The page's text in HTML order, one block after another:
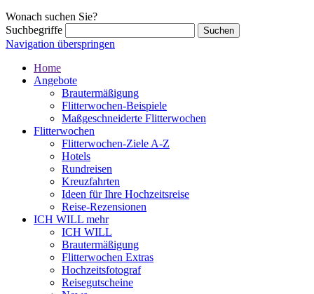
Wonach suchen Sie?
Suchbegriffe
Navigation überspringen
Home
Angebote
Brautermäßigung
Flitterwochen-Beispiele
Maßgeschneiderte Flitterwochen
Flitterwochen
Flitterwochen-Ziele A-Z
Hotels
Rundreisen
Kreuzfahrten
Ideen für Ihre Hochzeitsreise
Reise-Rezensionen
ICH WILL mehr
ICH WILL
Brautermäßigung
Flitterwochen Extras
Hochzeitsfotograf
Reisegutscheine